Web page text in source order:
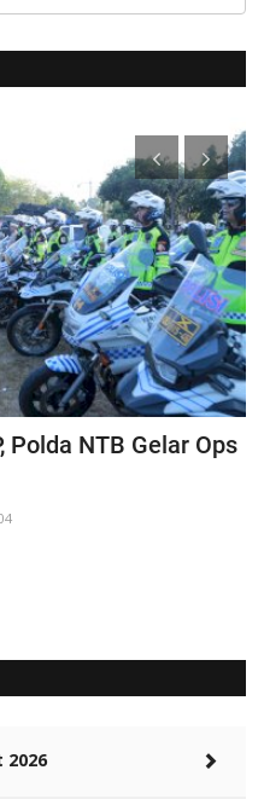
Polda NTB Gelar Ops
2026